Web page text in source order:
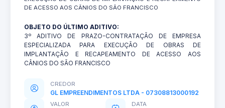
DE ACESSO AOS CÂNIOS DO SÃO FRANCISCO
OBJETO DO ÚLTIMO ADITIVO:
3º ADITIVO DE PRAZO-CONTRATAÇÃO DE EMPRESA
ESPECIALIZADA PARA EXECUÇÃO DE OBRAS DE
IMPLANTAÇÃO E RECAPEAMENTO DE ACESSO AOS
CÂNIOS DO SÃO FRANCISCO
CREDOR
GL EMPREENDIMENTOS LTDA - 07308813000192
VALOR DATA